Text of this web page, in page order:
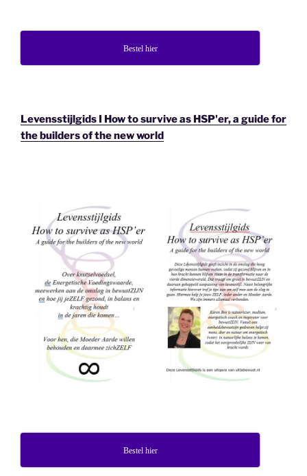
Bestel hier
Levensstijlgids I How to survive as HSP'er, a guide for
the builders of the new world
Bestel hier